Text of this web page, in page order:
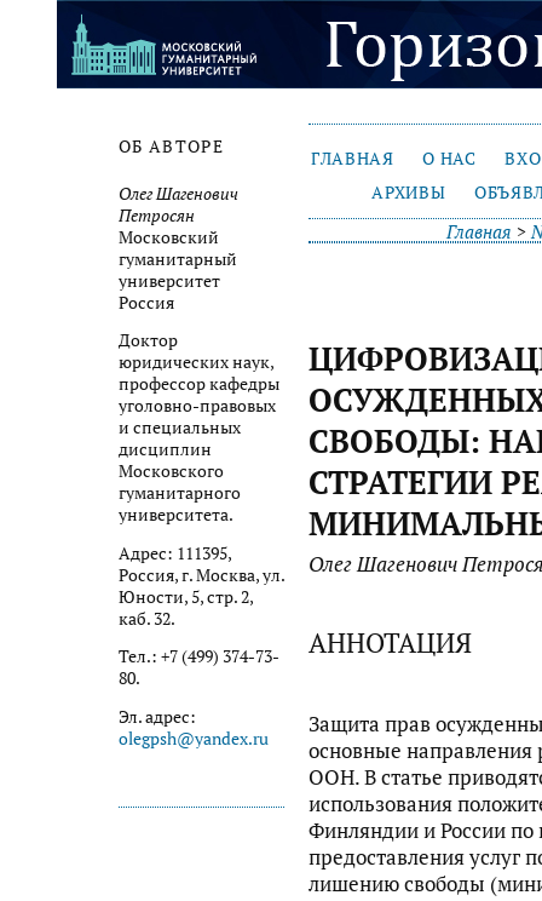
ОБ АВТОРЕ
Олег Шагенович
Петросян
Московский
гуманитарный
университет
Россия
Доктор
юридических наук,
профессор кафедры
уголовно-правовых
и специальных
дисциплин
Московского
гуманитарного
университета.
Адрес: 111395,
Россия, г. Москва, ул.
Юности, 5, стр. 2,
каб. 32.
Тел.: +7 (499) 374-73-
80.
Эл. адрес:
olegpsh@yandex.ru
ГЛАВНАЯ О НАС
АРХИВЫ
Главная >
СВОБОДЫ:
СТРАТЕГИИ
Олег Шагенович
АННОТАЦИЯ
Защита прав
основные
ООН. В статье
использования
Финляндии и России
предоставления услуг
лишению свободы